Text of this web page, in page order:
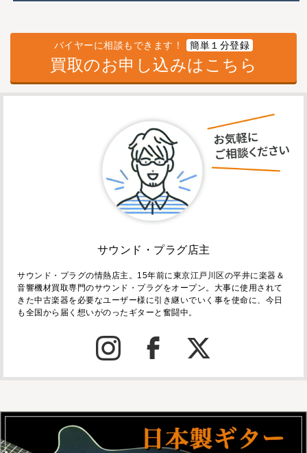
バイヤーに相談もできます！ 簡単１分登録
買取のお申し込みはこちら
サウンド・プラグ店主
サウンド・プラグの情熱店主。15年前に東京江戸川区の平井に楽器＆
音響機材買取専門のサウンド・プラグをオープン。大事に使用されて
きた中古楽器を必要なユーザー様に引き継いでいく事を使命に、今日
も全国から届く想いがのったギターと奮闘中。